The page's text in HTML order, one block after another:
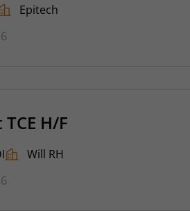
Epitech
H/F
Will RH